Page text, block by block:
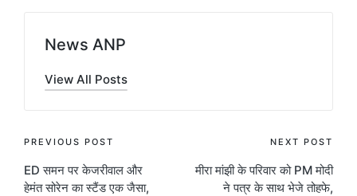
News ANP
View All Posts
Post
navigation
PREVIOUS POST
ED समन पर केजरीवाल और
हेमंत सोरेन का स्टैंड एक जैसा,
NEXT POST
मीरा मांझी के परिवार को PM मोदी
ने पत्र के साथ भेजे तोहफे,